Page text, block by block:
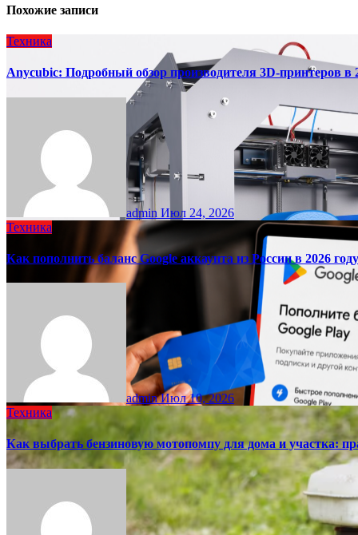
Похожие записи
Техника
Anycubic: Подробный обзор производителя 3D-принтеров в
admin Июл 24, 2026
Техника
Как пополнить баланс Google аккаунта из России в 2026 году
adminИюл 10, 2026
Техника
Как выбрать бензиновую мотопомпу для дома и участка: